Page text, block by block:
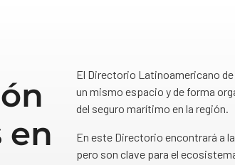
en
El Directorio Latinoamericano
un mismo espacio y de forma
del seguro marítimo en la región.
En este Directorio encontrará a
pero son clave para el